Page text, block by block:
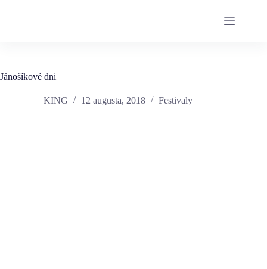
Jánošíkové dni
KING 12 augusta, 2018 Festivaly